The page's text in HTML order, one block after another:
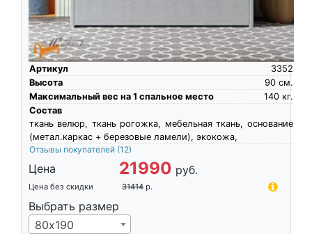
Артикул
3352
Высота
см.
90
Максимальный вес на 1 спальное место
кг.
140
Состав
ткань велюр, ткань рогожка, мебельная ткань, основание
(метал.каркас + березовые ламели), экокожа,
Отзывы покупателей (12)
Цена 21990 руб.
Цена без скидки 31414 р.
Выбрать размер
80х190